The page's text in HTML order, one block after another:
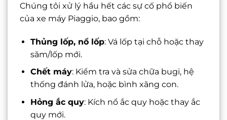
Chúng tôi xử lý hầu hết các sự cố phổ biến
của xe máy Piaggio, bao gồm:
Thủng lốp, nổ lốp: Vá lốp tại chỗ hoặc thay
săm/lốp mới.
Chết máy: Kiểm tra và sửa chữa bugi, hệ
thống đánh lửa, hoặc bình xăng con.
Hỏng ắc quy: Kích nổ ắc quy hoặc thay ắc
quy mới.